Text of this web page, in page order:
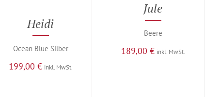
Heidi
Ocean Blue Silber
199,00 € inkl. MwSt.
Jule
Beere
189,00 € inkl. MwSt.